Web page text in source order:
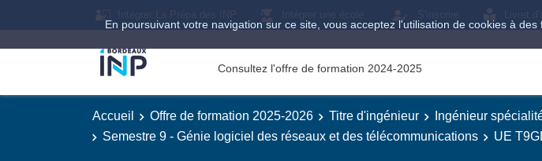
En poursuivant votre navigation sur ce site, vous acceptez l'utilisation de cookies à
Intégrer La Prépa des INP Intégrer une école S'inscrire Livret
Consultez l'offre de formation 2024-2025
Accueil Offre de formation 2025-2026 Titre d'ingénieur
Ingénieur
Semestre 9 - Génie logiciel des réseaux et des télécommunications
UE